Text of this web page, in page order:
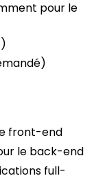
pour le
front-end
le back-end
full-